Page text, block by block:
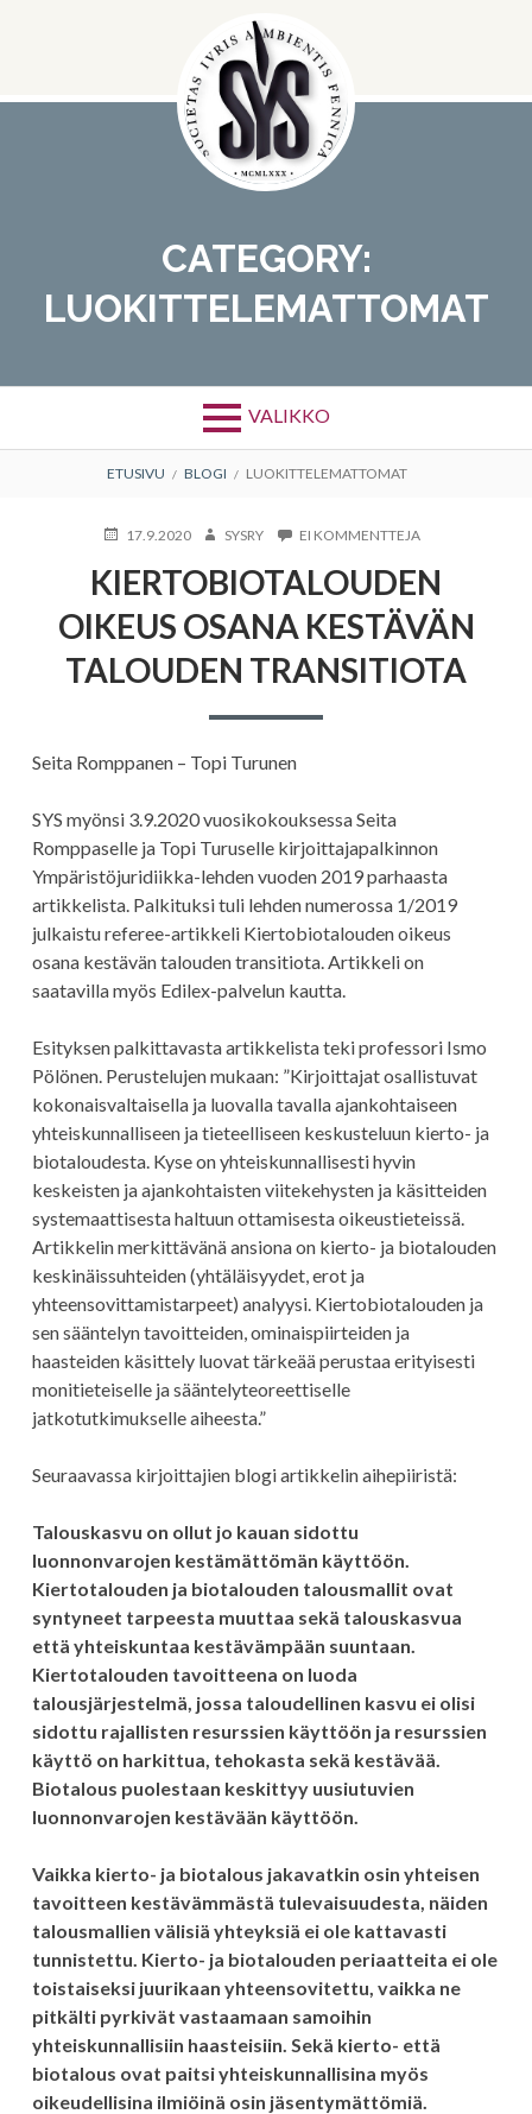
CATEGORY:
LUOKITTELEMATTOMAT
VALIKKO
MURUPOLKU
ETUSIVU BLOGI LUOKITTELEMATTOMAT
KIRJOITETTU
17.9.2020 KIRJOITTAJA
SYSRY EI KOMMENTTEJA
OIKEUS
OSANA
KESTÄVÄN
TALOUDEN
TRANSITIOTA
KIERTOBIOTALOUDEN
OIKEUS OSANA KESTÄVÄN
TALOUDEN TRANSITIOTA
Seita Romppanen – Topi Turunen
SYS myönsi 3.9.2020 vuosikokouksessa Seita
Romppaselle ja Topi Turuselle kirjoittajapalkinnon
Ympäristöjuridiikka-lehden vuoden 2019 parhaasta
artikkelista. Palkituksi tuli lehden numerossa 1/2019
julkaistu referee-artikkeli Kiertobiotalouden oikeus
osana kestävän talouden transitiota. Artikkeli on
saatavilla myös Edilex-palvelun kautta.
Esityksen palkittavasta artikkelista teki professori Ismo
Pölönen. Perustelujen mukaan: ”Kirjoittajat osallistuvat
kokonaisvaltaisella ja luovalla tavalla ajankohtaiseen
yhteiskunnalliseen ja tieteelliseen keskusteluun kierto- ja
biotaloudesta. Kyse on yhteiskunnallisesti hyvin
keskeisten ja ajankohtaisten viitekehysten ja käsitteiden
systemaattisesta haltuun ottamisesta oikeustieteissä.
Artikkelin merkittävänä ansiona on kierto- ja biotalouden
keskinäissuhteiden (yhtäläisyydet, erot ja
yhteensovittamistarpeet) analyysi. Kiertobiotalouden ja
sen sääntelyn tavoitteiden, ominaispiirteiden ja
haasteiden käsittely luovat tärkeää perustaa erityisesti
monitieteiselle ja sääntelyteoreettiselle
jatkotutkimukselle aiheesta.”
Seuraavassa kirjoittajien blogi artikkelin aihepiiristä:
Talouskasvu on ollut jo kauan sidottu
luonnonvarojen kestämättömän käyttöön.
Kiertotalouden ja biotalouden talousmallit ovat
syntyneet tarpeesta muuttaa sekä talouskasvua
että yhteiskuntaa kestävämpään suuntaan.
Kiertotalouden tavoitteena on luoda
talousjärjestelmä, jossa taloudellinen kasvu ei olisi
sidottu rajallisten resurssien käyttöön ja resurssien
käyttö on harkittua, tehokasta sekä kestävää.
Biotalous puolestaan keskittyy uusiutuvien
luonnonvarojen kestävään käyttöön.
Vaikka kierto- ja biotalous jakavatkin osin yhteisen
tavoitteen kestävämmästä tulevaisuudesta, näiden
talousmallien välisiä yhteyksiä ei ole kattavasti
tunnistettu. Kierto- ja biotalouden periaatteita ei ole
toistaiseksi juurikaan yhteensovitettu, vaikka ne
pitkälti pyrkivät vastaamaan samoihin
yhteiskunnallisiin haasteisiin. Sekä kierto- että
biotalous ovat paitsi yhteiskunnallisina myös
oikeudellisina ilmiöinä osin jäsentymättömiä.